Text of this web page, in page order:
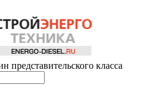
представительского класса